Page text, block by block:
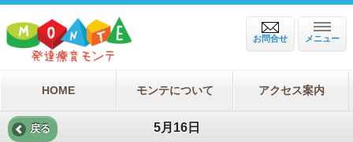
メニュー
お問合せ
HOME モンテについて アクセス案内
戻る 5月16日